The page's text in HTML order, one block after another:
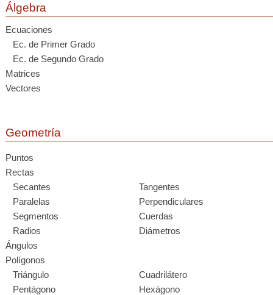
Álgebra
Ecuaciones
Ec. de Primer Grado
Ec. de Segundo Grado
Matrices
Vectores
Geometría
Puntos
Rectas
Secantes
Tangentes
Paralelas
Perpendiculares
Segmentos
Cuerdas
Radios
Diámetros
Ángulos
Polígonos
Triángulo
Cuadrilátero
Pentágono
Hexágono